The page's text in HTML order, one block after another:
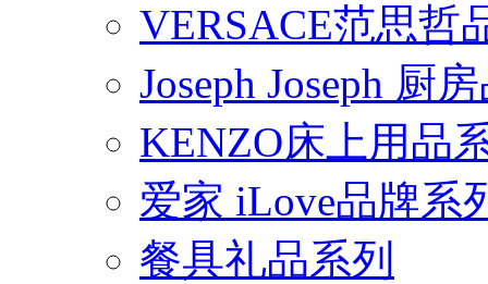
VERSACE范思哲
Joseph Joseph 厨
KENZO床上用品
爱家 iLove品牌系
餐具礼品系列